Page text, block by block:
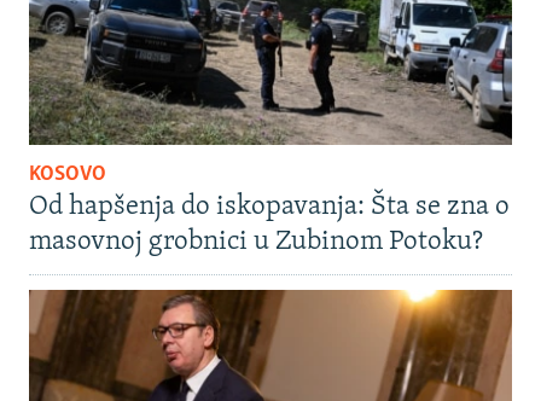
KOSOVO
Od hapšenja do iskopavanja: Šta se zna o
masovnoj grobnici u Zubinom Potoku?